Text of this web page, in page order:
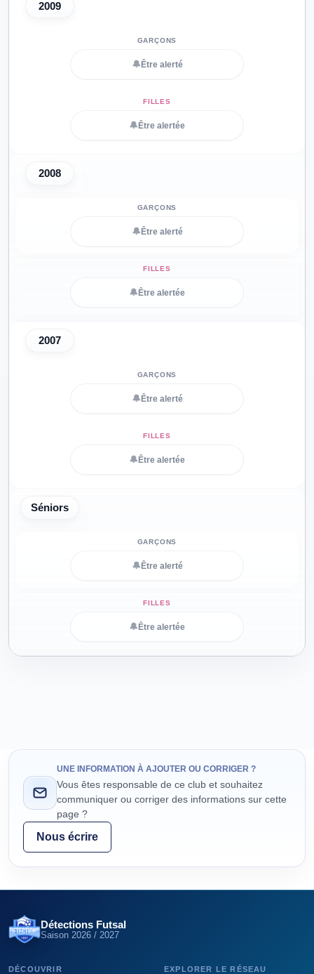
2009
🔔 Être alerté
🔔 Être alertée
2008
🔔 Être alerté
🔔 Être alertée
2007
🔔 Être alerté
🔔 Être alertée
Séniors
🔔 Être alerté
🔔 Être alertée
UNE INFORMATION À AJOUTER OU CORRIGER ?
Vous êtes responsable de ce club et souhaitez
communiquer ou corriger des informations sur cette
page ?
Nous écrire
Détections Futsal
Saison 2026 / 2027
DÉCOUVRIR EXPLORER LE RÉSEAU